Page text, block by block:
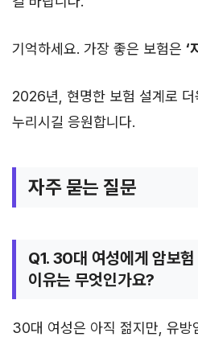
기억하세요. 가장 좋은 보험은 ‘
2026년, 현명한 보험 설계로
누리시길 응원합니다.
자주 묻는 질문
Q1. 30대 여성에게 암보
이유는 무엇인가요?
30대 여성은 아직 젊지만, 유방